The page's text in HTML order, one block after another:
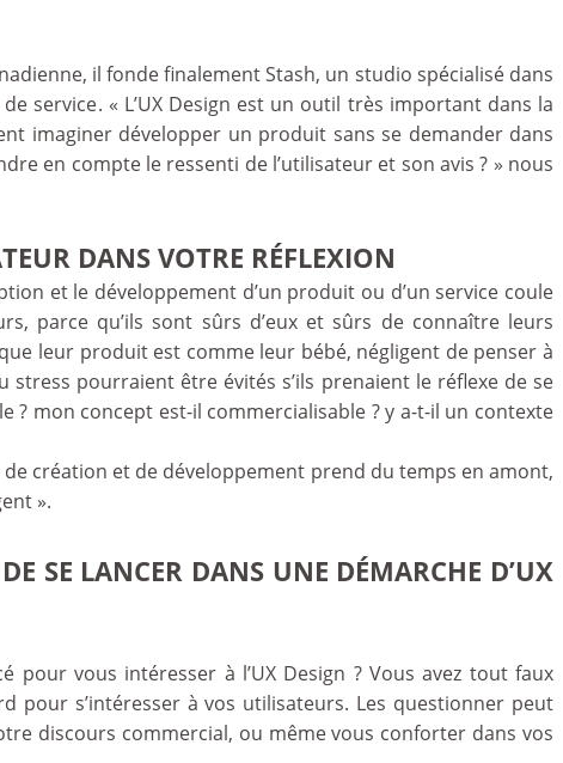
il fonde finalement Stash, un studio spécialisé dans
service. « L’UX Design est un outil très important dans la
imaginer développer un produit sans se demander dans
en compte le ressenti de l’utilisateur et son avis ? » nous
DANS VOTRE RÉFLEXION
et le développement d’un produit ou d’un service coule
parce qu’ils sont sûrs d’eux et sûrs de connaître leurs
leur produit est comme leur bébé, négligent de penser à
pourraient être évités s’ils prenaient le réflexe de se
mon concept est-il commercialisable ? y a-t-il un contexte
création et de développement prend du temps en amont,
».
SE LANCER DANS UNE DÉMARCHE D’UX
vous intéresser à l’UX Design ? Vous avez tout faux
pour s’intéresser à vos utilisateurs. Les questionner peut
discours commercial, ou même vous conforter dans vos